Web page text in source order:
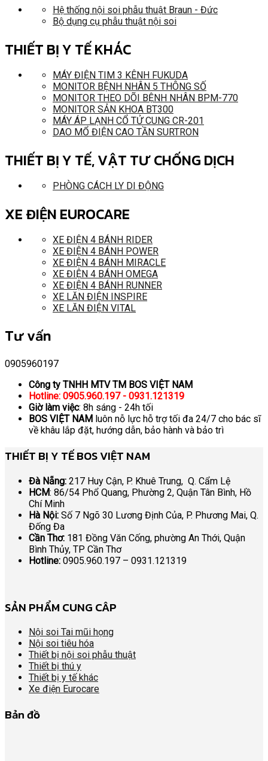
Hệ thống nội soi phẫu thuật Braun - Đức
Bộ dụng cụ phẫu thuật nội soi
THIẾT BỊ Y TẾ KHÁC
MÁY ĐIỆN TIM 3 KÊNH FUKUDA
MONITOR BỆNH NHÂN 5 THÔNG SỐ
MONITOR THEO DÕI BỆNH NHÂN BPM-770
MONITOR SẢN KHOA BT300
MÁY ÁP LẠNH CỔ TỬ CUNG CR-201
DAO MỔ ĐIỆN CAO TẦN SURTRON
THIẾT BỊ Y TẾ, VẬT TƯ CHỐNG DỊCH
PHÒNG CÁCH LY DI ĐỘNG
XE ĐIỆN EUROCARE
XE ĐIỆN 4 BÁNH RIDER
XE ĐIỆN 4 BÁNH POWER
XE ĐIỆN 4 BÁNH MIRACLE
XE ĐIỆN 4 BÁNH OMEGA
XE ĐIỆN 4 BÁNH RUNNER
XE LĂN ĐIỆN INSPIRE
XE LĂN ĐIỆN VITAL
Tư vấn
0905960197
Công ty TNHH MTV TM BOS VIỆT NAM
Hotline: 0905.960.197 - 0931.121319
Giờ làm việc: 8h sáng - 24h tối
BOS VIỆT NAM luôn nỗ lực hỗ trợ tối đa 24/7 cho bác sĩ
về khâu lắp đặt, hướng dẫn, bảo hành và bảo trì
THIẾT BỊ Y TẾ BOS VIỆT NAM
Đà Nẵng: 217 Huy Cận, P. Khuê Trung, Q. Cẩm Lệ
HCM: 86/54 Phổ Quang, Phường 2, Quận Tân Bình, Hồ
Chí Minh
Hà Nội: Số 7 Ngõ 30 Lương Định Của, P. Phương Mai, Q.
Đống Đa
Cần Thơ: 181 Đồng Văn Cống, phường An Thới, Quận
Bình Thủy, TP Cần Thơ
Hotline: 0905.960.197 – 0931.121319
SẢN PHẨM CUNG CÂP
Nội soi Tai mũi họng
Nội soi tiêu hóa
Thiết bị nội soi phẫu thuật
Thiết bị thú y
Thiết bị y tế khác
Xe điện Eurocare
Bản đồ